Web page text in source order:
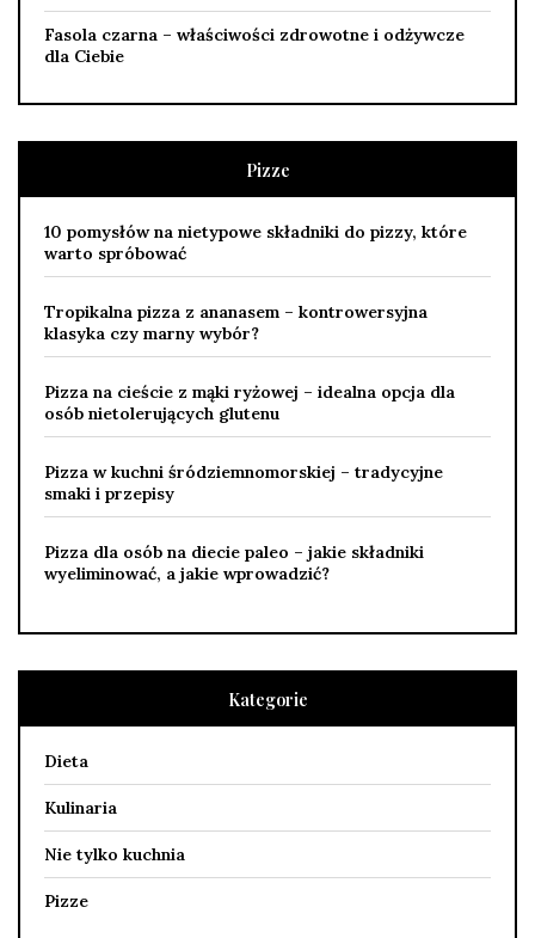
Fasola czarna – właściwości zdrowotne i odżywcze
dla Ciebie
Pizze
10 pomysłów na nietypowe składniki do pizzy, które
warto spróbować
Tropikalna pizza z ananasem – kontrowersyjna
klasyka czy marny wybór?
Pizza na cieście z mąki ryżowej – idealna opcja dla
osób nietolerujących glutenu
Pizza w kuchni śródziemnomorskiej – tradycyjne
smaki i przepisy
Pizza dla osób na diecie paleo – jakie składniki
wyeliminować, a jakie wprowadzić?
Kategorie
Dieta
Kulinaria
Nie tylko kuchnia
Pizze